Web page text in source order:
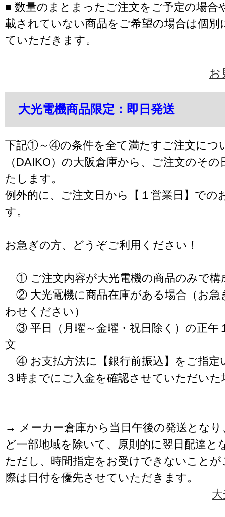
■ 数量のまとまったご注文をご予定の場合
載されていない商品をご希望の場合は個別
ていただきます。
お
大光電機商品限定：即日発送
下記①～④の条件を全て満たすご注文につ
（DAIKO）の大阪倉庫から、ご注文のそ
たします。
例外的に、ご注文日から【１営業日】での
す。
お急ぎの方、どうぞご利用ください！
① ご注文内容が大光電機の商品のみで構
② 大光電機に商品在庫がある場合（お急
わせください）
③ 平日（月曜～金曜・祝日除く）の正午
文
④ お支払方法に【銀行前振込】をご指定
３時までにご入金を確認させていただいた
→ メーカー倉庫から当日午後の発送となり
ど一部地域を除いて、原則的に翌日配達と
ただし、時間指定をお受けできないこと
際は日付を優先させていただきます。